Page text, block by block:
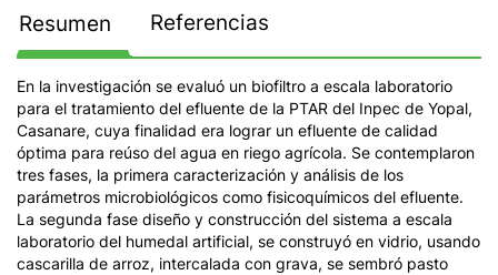
Resumen Referencias
En la investigación se evaluó un biofiltro a escala laboratorio
para el tratamiento del efluente de la PTAR del Inpec de Yopal,
Casanare, cuya finalidad era lograr un efluente de calidad
óptima para reúso del agua en riego agrícola. Se contemplaron
tres fases, la primera caracterización y análisis de los
parámetros microbiológicos como fisicoquímicos del efluente.
La segunda fase diseño y construcción del sistema a escala
laboratorio del humedal artificial, se construyó en vidrio, usando
cascarilla de arroz, intercalada con grava, se sembró pasto